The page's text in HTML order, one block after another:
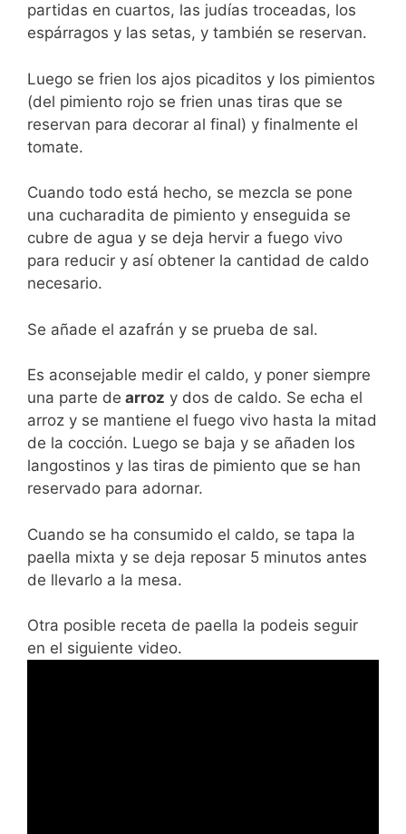
partidas en cuartos, las judías troceadas, los
espárragos y las setas, y también se reservan.
Luego se frien los ajos picaditos y los pimientos
(del pimiento rojo se frien unas tiras que se
reservan para decorar al final) y finalmente el
tomate.
Cuando todo está hecho, se mezcla se pone
una cucharadita de pimiento y enseguida se
cubre de agua y se deja hervir a fuego vivo
para reducir y así obtener la cantidad de caldo
necesario.
Se añade el azafrán y se prueba de sal.
Es aconsejable medir el caldo, y poner siempre
una parte de arroz y dos de caldo. Se echa el
arroz y se mantiene el fuego vivo hasta la mitad
de la cocción. Luego se baja y se añaden los
langostinos y las tiras de pimiento que se han
reservado para adornar.
Cuando se ha consumido el caldo, se tapa la
paella mixta y se deja reposar 5 minutos antes
de llevarlo a la mesa.
Otra posible receta de paella la podeis seguir
en el siguiente video.